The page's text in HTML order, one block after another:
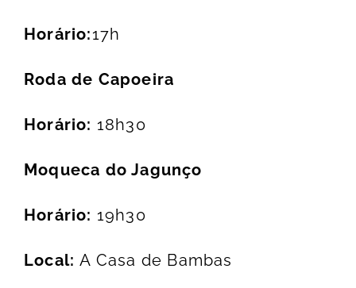
Horário:17h
Roda de Capoeira
Horário: 18h30
Moqueca do Jagunço
Horário: 19h30
Local:A Casa de Bambas